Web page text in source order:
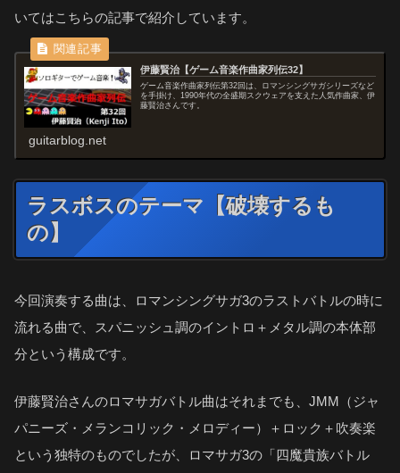
いてはこちらの記事で紹介しています。
伊藤賢治【ゲーム音楽作曲家列伝32】
ゲーム音楽作曲家列伝第32回は、ロマンシングサガシリーズなど
を手掛け、1990年代の全盛期スクウェアを支えた人気作曲家、伊
藤賢治さんです。
guitarblog.net
ラスボスのテーマ【破壊するも
の】
今回演奏する曲は、ロマンシングサガ3のラストバトルの時に
流れる曲で、スパニッシュ調のイントロ＋メタル調の本体部
分という構成です。
伊藤賢治さんのロマサガバトル曲はそれまでも、JMM（ジャ
パニーズ・メランコリック・メロディー）＋ロック＋吹奏楽
という独特のものでしたが、ロマサガ3の「四魔貴族バトル